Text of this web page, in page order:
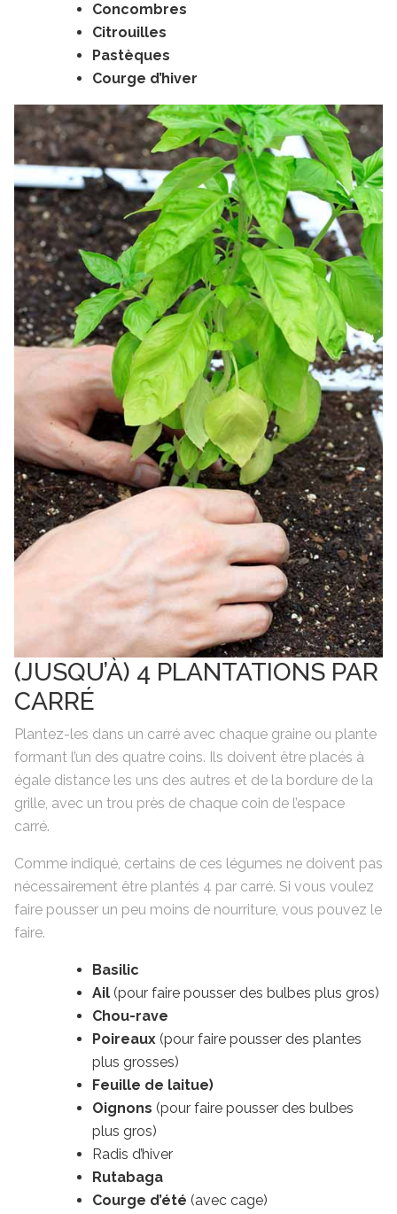
Concombres
Citrouilles
Pastèques
Courge d’hiver
(JUSQU’À) 4 PLANTATIONS PAR
CARRÉ
Plantez-les dans un carré avec chaque graine ou plante
formant l’un des quatre coins. Ils doivent être placés à
égale distance les uns des autres et de la bordure de la
grille, avec un trou près de chaque coin de l’espace
carré.
Comme indiqué, certains de ces légumes ne doivent pas
nécessairement être plantés 4 par carré. Si vous voulez
faire pousser un peu moins de nourriture, vous pouvez le
faire.
Basilic
Ail (pour faire pousser des bulbes plus gros)
Chou-rave
Poireaux (pour faire pousser des plantes
plus grosses)
Feuille de laitue)
Oignons (pour faire pousser des bulbes
plus gros)
Radis d’hiver
Rutabaga
Courge d’été (avec cage)